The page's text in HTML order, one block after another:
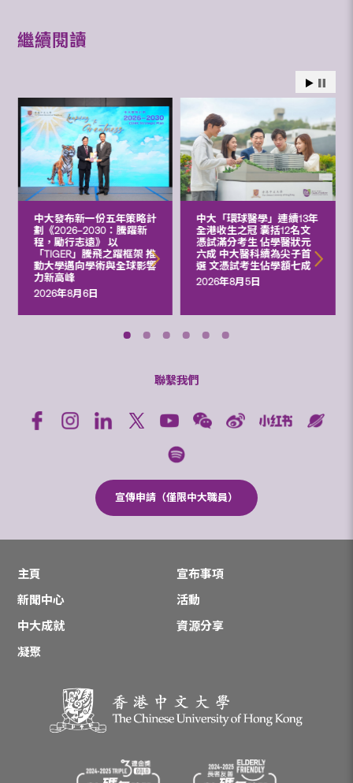
繼續閱讀
中大發布新一份五年策略計
劃《2026‒2030：騰躍新
程，勵行志遠》 以
「TIGER」騰飛之躍框架 推
動大學邁向學術與全球影響
力新高峰
2026年8月6日
中大「環球醫學」連續13年
全港收生之冠 囊括12名文
憑試滿分考生 佔學醫狀元
六成 中大醫科續為尖子首
選 文憑試考生佔學額七成
2026年8月5日
聯繫我們
宣傳申請（僅限中大職員）
主頁
宣布事項
新聞中心
活動
中大成就
資源分享
凝聚